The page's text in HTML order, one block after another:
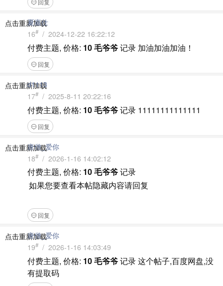
回复
点击重新加载
夏嘉仕
16# / 2024-12-22 16:22:12
付费主题, 价格: 10 毛爷爷记录 加油加油加油！
回复
点击重新加载
d1113
17# / 2025-8-11 20:22:16
付费主题, 价格: 10 毛爷爷记录 11111111111111
回复
点击重新加载
唐僧_爱你
18# / 2026-1-16 14:02:12
付费主题, 价格: 10 毛爷爷记录
如果您要查看本帖隐藏内容请回复
回复
点击重新加载
唐僧_爱你
19# / 2026-1-16 14:03:49
付费主题, 价格: 10 毛爷爷记录这个帖子,百度网盘,没
有提取码